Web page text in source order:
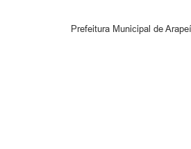
Prefeitura Municipal de